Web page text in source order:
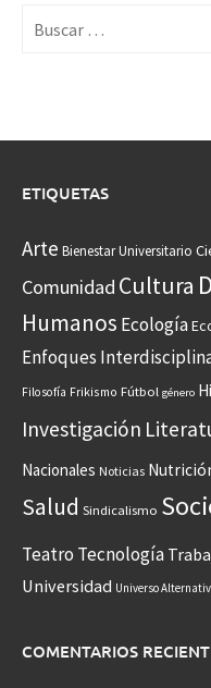
ETIQUETAS
Arte Bienestar Universitario
Comunidad Cultura
Humanos Ecología
Enfoques
Filosofía Frikismo Fútbol género
Investigación
Nacionales Noticias
Salud Sindicalismo
Teatro Tecnología
Universidad Universo
COMENTARIOS